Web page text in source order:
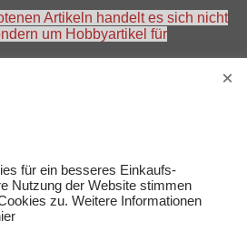
Artikeln handelt es sich nicht
um Hobbyartikel für
für ein besseres Einkaufs-
Nutzung der Website stimmen
zu. Weitere Informationen